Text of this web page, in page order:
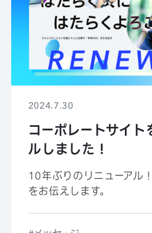
2024.7.30
コーポレートサイト
ルしました！
10年ぶりのリニューアル
をお伝えします。